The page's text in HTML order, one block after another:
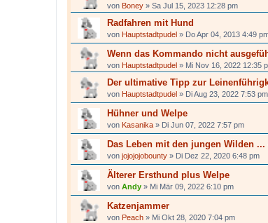
von Boney » Sa Jul 15, 2023 12:28 pm
Radfahren mit Hund
von Hauptstadtpudel » Do Apr 04, 2013 4:49
Wenn das Kommando nicht
von Hauptstadtpudel » Mi Nov 16, 2022 12:35
Der ultimative Tipp zur
von Hauptstadtpudel » Di Aug 23, 2022 7:53 pm
Hühner und Welpe
von Kasanika » Di Jun 07, 2022 7:57 pm
Das Leben mit den jungen Wilden
von jojojojobounty » Di Dez 22, 2020 6:48 pm
Älterer Ersthund plus Welpe
von Andy » Mi Mär 09, 2022 6:10 pm
Katzenjammer
von Peach » Mi Okt 28, 2020 7:04 pm